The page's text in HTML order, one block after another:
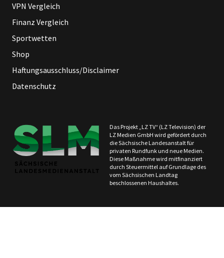
VPN Vergleich
Finanz Vergleich
Sportwetten
Shop
Haftungsausschluss/Disclaimer
Datenschutz
Das Projekt „LZ TV“ (LZ Television) der
LZ Medien GmbH wird gefördert durch
die Sächsische Landesanstalt für
privaten Rundfunk und neue Medien.
Diese Maßnahme wird mitfinanziert
durch Steuermittel auf Grundlage des
vom Sächsischen Landtag
beschlossenen Haushaltes.